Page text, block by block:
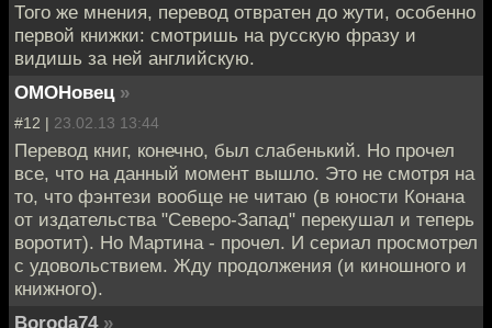
Того же мнения, перевод отвратен до жути, особенно
первой книжки: смотришь на русскую фразу и
видишь за ней английскую.
ОМОНовец »
#12 | 23.02.13 13:44
Перевод книг, конечно, был слабенький. Но прочел
все, что на данный момент вышло. Это не смотря на
то, что фэнтези вообще не читаю (в юности Конана
от издательства "Северо-Запад" перекушал и теперь
воротит). Но Мартина - прочел. И сериал просмотрел
с удовольствием. Жду продолжения (и киношного и
книжного).
Boroda74 »